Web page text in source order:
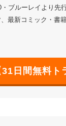
・ブルーレイより先
最新コミック・書
日間無料ト